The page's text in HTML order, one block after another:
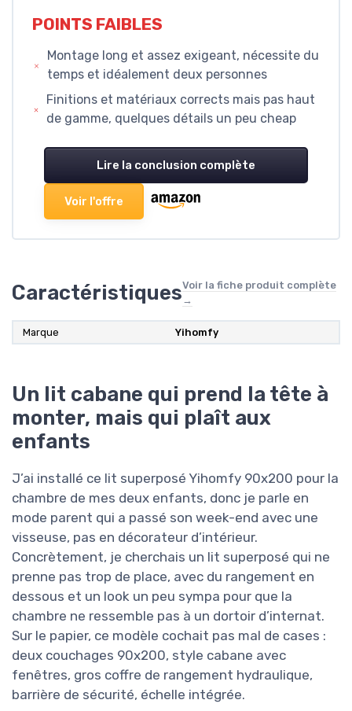
POINTS FAIBLES
Montage long et assez exigeant, nécessite du
temps et idéalement deux personnes
Finitions et matériaux corrects mais pas haut
de gamme, quelques détails un peu cheap
Lire la conclusion complète
Voir l'offre
CaractéristiquesVoir la fiche produit complète
→
Marque Yihomfy
Un lit cabane qui prend la tête à
monter, mais qui plaît aux
enfants
J’ai installé ce lit superposé Yihomfy 90x200 pour la
chambre de mes deux enfants, donc je parle en
mode parent qui a passé son week-end avec une
visseuse, pas en décorateur d’intérieur.
Concrètement, je cherchais un lit superposé qui ne
prenne pas trop de place, avec du rangement en
dessous et un look un peu sympa pour que la
chambre ne ressemble pas à un dortoir d’internat.
Sur le papier, ce modèle cochait pas mal de cases :
deux couchages 90x200, style cabane avec
fenêtres, gros coffre de rangement hydraulique,
barrière de sécurité, échelle intégrée.